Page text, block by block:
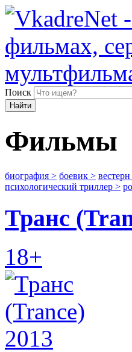
Поиск
Найти
Фильмы
биография > боевик > вестерн
психологический триллер >
Транс
18+